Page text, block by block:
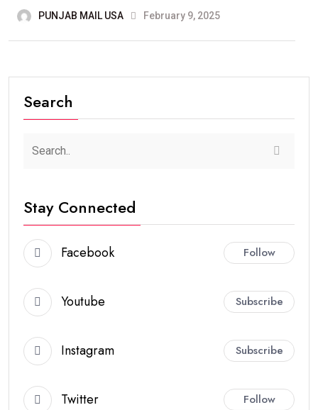
PUNJAB MAIL USA February 9, 2025
Search
Stay Connected
Facebook Follow
Youtube Subscribe
Instagram Subscribe
Twitter Follow